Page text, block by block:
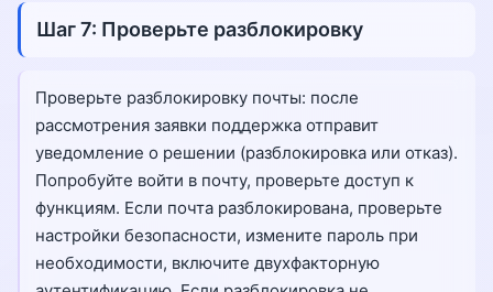
Шаг 7: Проверьте разблокировку
Проверьте разблокировку почты: после
рассмотрения заявки поддержка отправит
уведомление о решении (разблокировка или отказ).
Попробуйте войти в почту, проверьте доступ к
функциям. Если почта разблокирована, проверьте
настройки безопасности, измените пароль при
необходимости, включите двухфакторную